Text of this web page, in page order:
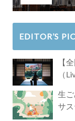
EDITOR’S
【
（
生
サ